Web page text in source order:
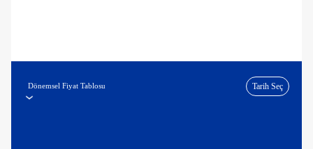
Dönemsel Fiyat Tablosu Tarih Seç